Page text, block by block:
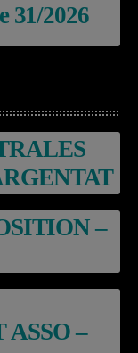
31/2026
–
ASSO –